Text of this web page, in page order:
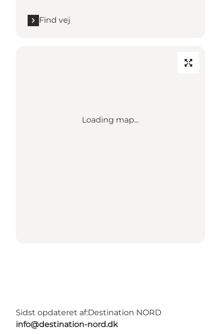
Find vej
Loading map...
Sidst opdateret af:Destination NORD
info@destination-nord.dk